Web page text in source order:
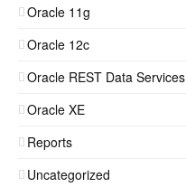
Oracle 11g
Oracle 12c
Oracle REST Data Services
Oracle XE
Reports
Uncategorized